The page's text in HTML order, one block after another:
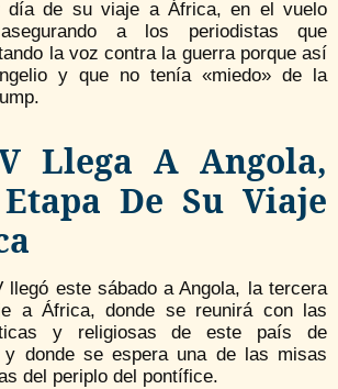
día de su viaje a África, en el vuelo
a los periodistas que
la voz contra la guerra porque así
y que no tenía «miedo» de la
Llega A Angola,
De Su Viaje
llegó este sábado a Angola, la tercera
a África, donde se reunirá con las
y religiosas de este país de
y donde se espera una de las misas
del periplo del pontífice.